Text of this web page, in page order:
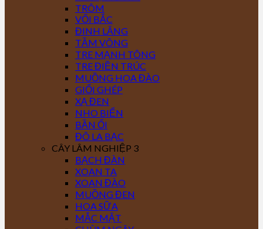
TRÔM
VỐI BẮC
ĐINH LĂNG
TẦM VÔNG
TRE MẠNH TÔNG
TRE ĐIỀN TRÚC
MUỒNG HOA ĐÀO
GIỔI GHÉP
XẠ ĐEN
NHO BIỂN
BẦN ỔI
ĐÔ LA BẠC
CÂY LÂM NGHIỆP 3
BẠCH ĐÀN
XOAN TA
XOAN ĐÀO
MUỒNG ĐEN
HOA SỮA
MẮC MẬT